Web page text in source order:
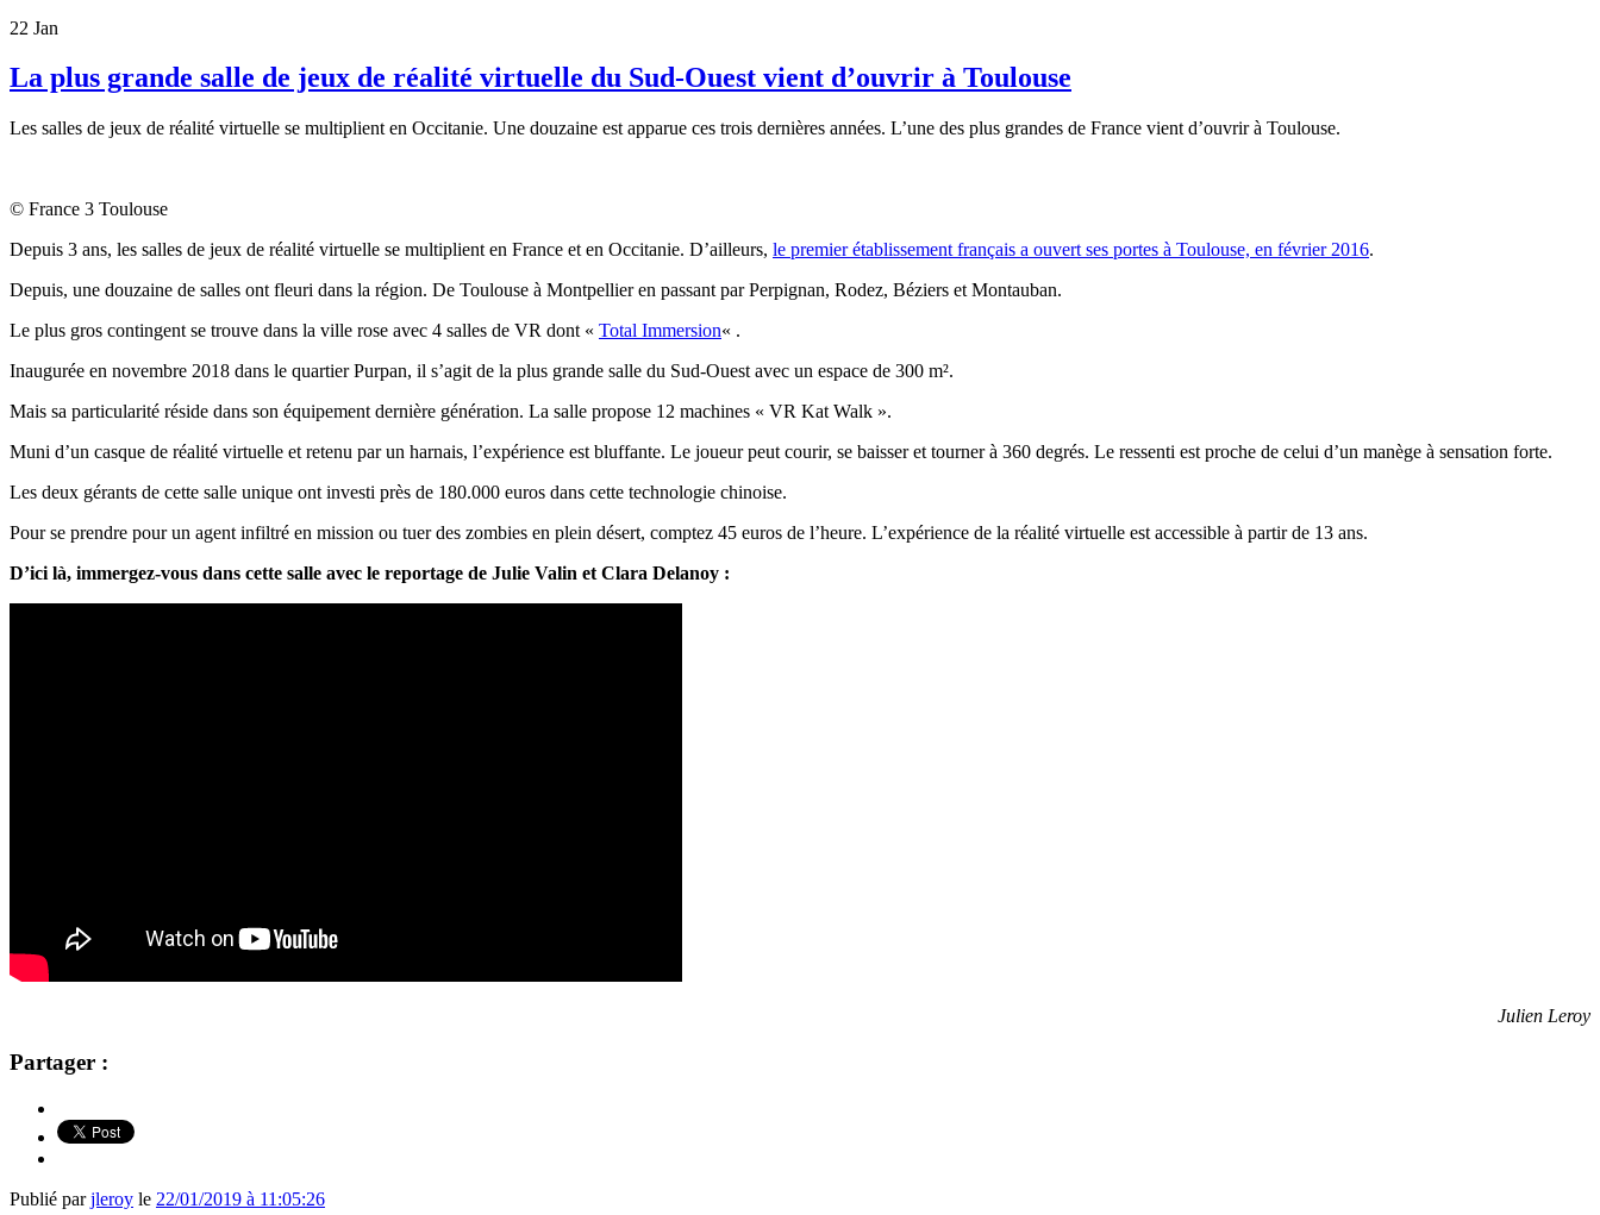
22 Jan
La plus grande salle de jeux de réalité virtuelle du Sud-Ouest vient d’ouvrir à Toulouse
Les salles de jeux de réalité virtuelle se multiplient en Occitanie. Une douzaine est apparue ces trois dernières années. L’une des plus grandes de France vient d’ouvrir à Toulouse.
© France 3 Toulouse
Depuis 3 ans, les salles de jeux de réalité virtuelle se multiplient en France et en Occitanie. D’ailleurs, le premier établissement français a ouvert ses portes à Toulouse, en février 2016.
Depuis, une douzaine de salles ont fleuri dans la région. De Toulouse à Montpellier en passant par Perpignan, Rodez, Béziers et Montauban.
Le plus gros contingent se trouve dans la ville rose avec 4 salles de VR dont « Total Immersion« .
Inaugurée en novembre 2018 dans le quartier Purpan, il s’agit de la plus grande salle du Sud-Ouest avec un espace de 300 m².
Mais sa particularité réside dans son équipement dernière génération. La salle propose 12 machines « VR Kat Walk ».
Muni d’un casque de réalité virtuelle et retenu par un harnais, l’expérience est bluffante. Le joueur peut courir, se baisser et tourner à 360 degrés. Le ressenti est proche de celui d’un manège à sensation forte.
Les deux gérants de cette salle unique ont investi près de 180.000 euros dans cette technologie chinoise.
Pour se prendre pour un agent infiltré en mission ou tuer des zombies en plein désert, comptez 45 euros de l’heure. L’expérience de la réalité virtuelle est accessible à partir de 13 ans.
D’ici là, immergez-vous dans cette salle avec le reportage de Julie Valin et Clara Delanoy :
Julien Leroy
Partager :
Publié parjleroy le 22/01/2019 à 11:05:26